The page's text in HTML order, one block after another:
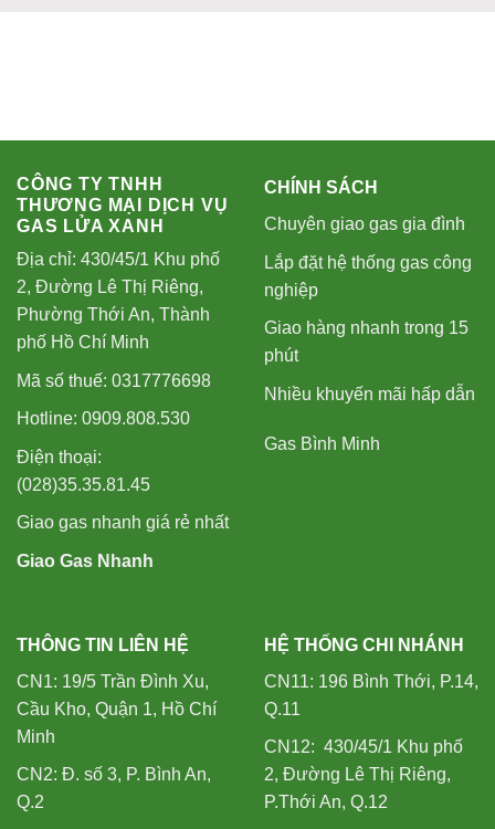
CÔNG TY TNHH
THƯƠNG MẠI DỊCH VỤ
GAS LỬA XANH
Địa chỉ: 430/45/1 Khu phố
2, Đường Lê Thị Riêng,
Phường Thới An, Thành
phố Hồ Chí Minh
Mã số thuế: 0317776698
Hotline: 0909.808.530
Điện thoại:
(028)35.35.81.45
Giao gas nhanh giá rẻ nhất
Giao Gas Nhanh
CHÍNH SÁCH
Chuyên giao gas gia đình
Lắp đặt hệ thống gas công
nghiệp
Giao hàng nhanh trong 15
phút
Nhiều khuyến mãi hấp dẫn
Gas Bình Minh
THÔNG TIN LIÊN HỆ
CN1: 19/5 Trần Đình Xu,
Cầu Kho, Quận 1, Hồ Chí
Minh
CN2: Đ. số 3, P. Bình An,
Q.2
HỆ THỐNG CHI NHÁNH
CN11: 196 Bình Thới, P.14,
Q.11
CN12: 430/45/1 Khu phố
2, Đường Lê Thị Riêng,
P.Thới An, Q.12